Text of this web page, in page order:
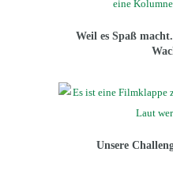
Weil es Spaß
Unsere